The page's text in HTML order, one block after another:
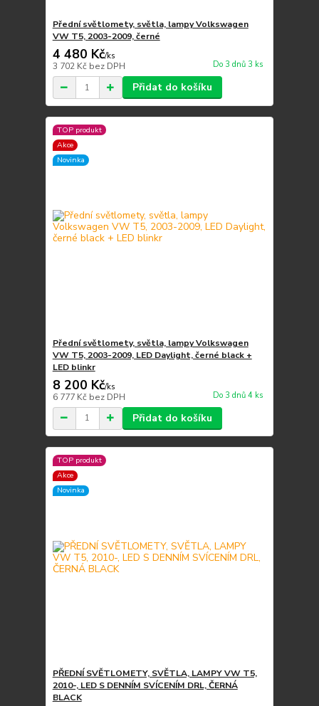
Přední světlomety, světla, lampy Volkswagen
VW T5, 2003-2009, černé
4 480 Kč/ks
3 702 Kč bez DPH Do 3 dnů 3 ks
Přidat do košíku
TOP produkt
Akce
Novinka
Přední světlomety, světla, lampy Volkswagen
VW T5, 2003-2009, LED Daylight, černé black +
LED blinkr
8 200 Kč/ks
6 777 Kč bez DPH Do 3 dnů 4 ks
Přidat do košíku
TOP produkt
Akce
Novinka
PŘEDNÍ SVĚTLOMETY, SVĚTLA, LAMPY VW T5,
2010-, LED S DENNÍM SVÍCENÍM DRL, ČERNÁ
BLACK